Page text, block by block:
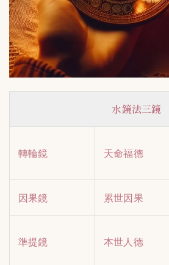
水鏡法三鏡
轉輪鏡 天命福德
因果鏡 累世因果
準提鏡 本世人德